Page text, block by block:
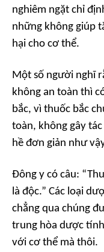
nghiêm ngặt chỉ
những không giúp
hại cho cơ thể.
Một số người nghĩ
không an toàn thì
bắc, vì thuốc bắc
toàn, không gây
hề đơn giản như
Đông y có câu:
là độc.” Các loại
chẳng qua chúng
trung hòa dược
với cơ thể mà thôi.